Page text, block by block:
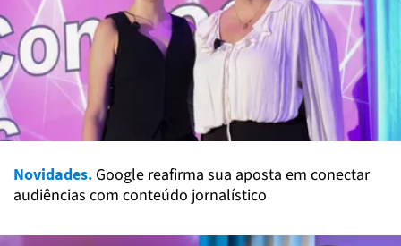
Novidades. Google reafirma sua aposta em conectar
audiências com conteúdo jornalístico